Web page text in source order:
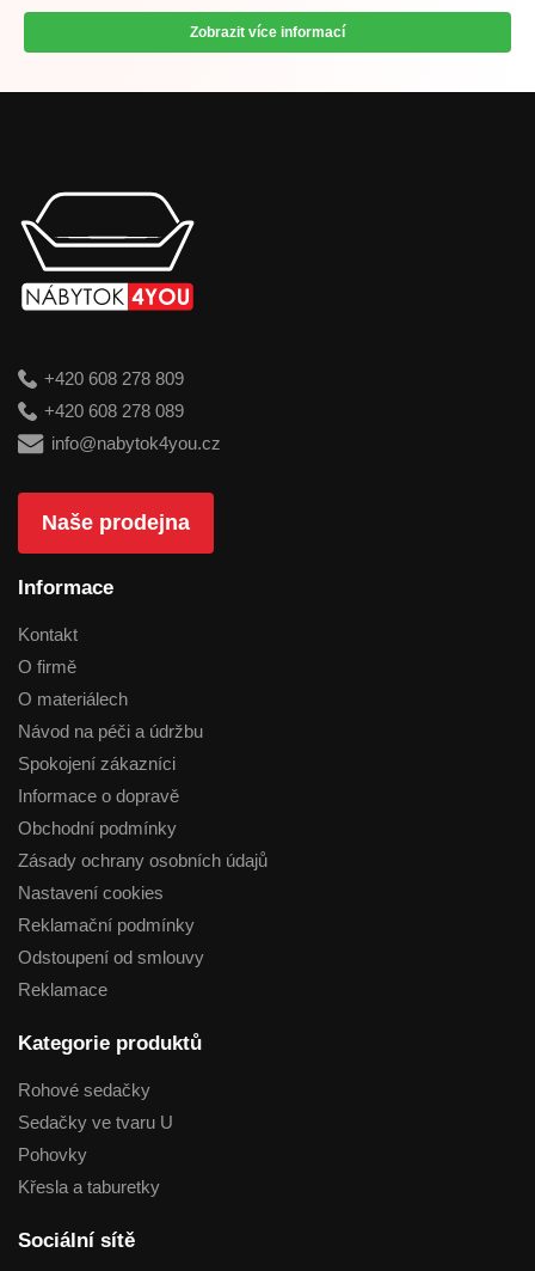
Zobrazit více informací
+420 608 278 809
+420 608 278 089
info@nabytok4you.cz
Naše prodejna
Informace
Kontakt
O firmě
O materiálech
Návod na péči a údržbu
Spokojení zákazníci
Informace o dopravě
Obchodní podmínky
Zásady ochrany osobních údajů
Nastavení cookies
Reklamační podmínky
Odstoupení od smlouvy
Reklamace
Kategorie produktů
Rohové sedačky
Sedačky ve tvaru U
Pohovky
Křesla a taburetky
Sociální sítě